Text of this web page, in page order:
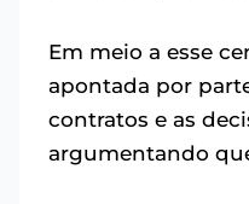
Em meio a esse
apontada por
contratos e as
argumentando